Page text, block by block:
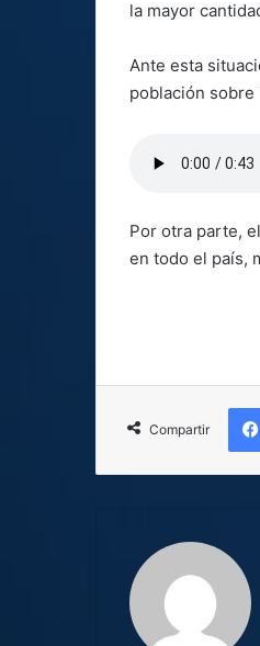
la mayor
Ante esta
población
Por otra parte,
en todo el país,
Compartir